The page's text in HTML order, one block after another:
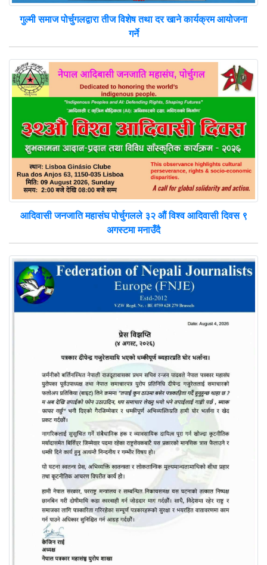
गुल्मी समाज पोर्चुगलद्वारा तीज विशेष तथा दर खाने कार्यक्रम आयोजना
गर्ने
आदिवासी जनजाति महासंघ पोर्चुगलले ३२ औं विश्व आदिवासी दिवस ९
अगस्टमा मनाउँदै